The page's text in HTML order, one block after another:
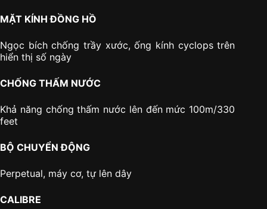
MẶT KÍNH ĐỒNG HỒ
Ngọc bích chống trầy xước, ống kính cyclops trên
hiển thị số ngày
CHỐNG THẤM NƯỚC
Khả năng chống thấm nước lên đến mức 100m/330
feet
BỘ CHUYỂN ĐỘNG
Perpetual, máy cơ, tự lên dây
CALIBRE